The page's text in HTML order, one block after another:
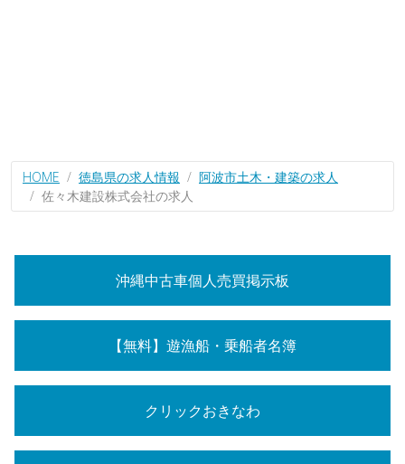
HOME 徳島県の求人情報
阿波市土木・建築の求人
佐々木建設株式会社の求人
沖縄中古車個人売買掲示板
【無料】遊漁船・乗船者名簿
クリックおきなわ